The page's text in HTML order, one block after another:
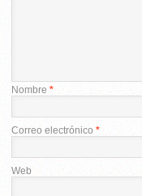
Nombre *
Correo electrónico *
Web